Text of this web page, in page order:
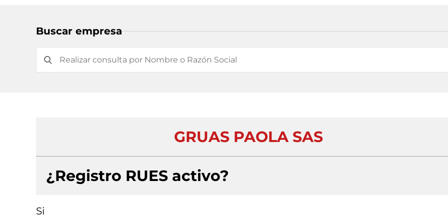
Buscar empresa
GRUAS PAOLA SAS
¿Registro RUES activo?
Si